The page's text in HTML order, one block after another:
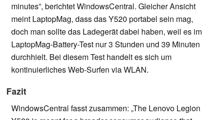
minutes”, berichtet WindowsCentral. Gleicher Ansicht
meint LaptopMag, dass das Y520 portabel sein mag,
doch man sollte das Ladegerät dabei haben, weil es im
LaptopMag-Battery-Test nur 3 Stunden und 39 Minuten
durchhielt. Bei diesem Test handelt es sich um
kontinuierliches Web-Surfen via WLAN.
Fazit
WindowsCentral fasst zusammen: „The Lenovo Legion